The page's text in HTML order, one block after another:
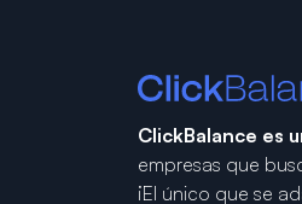
ClickBalance es
empresas que
¡El único que se